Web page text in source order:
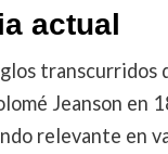
actual
transcurridos
Jeanson en
relevante en